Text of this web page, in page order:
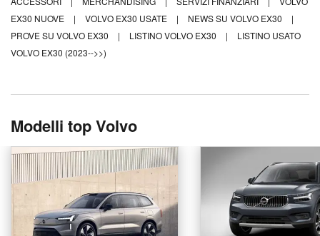
EX30 NUOVE
| VOLVO EX30 USATE | NEWS SU VOLVO EX30
|
PROVE SU VOLVO EX30
| LISTINO VOLVO EX30 |
LISTINO USATO
VOLVO EX30 (2023-->>)
Modelli top Volvo